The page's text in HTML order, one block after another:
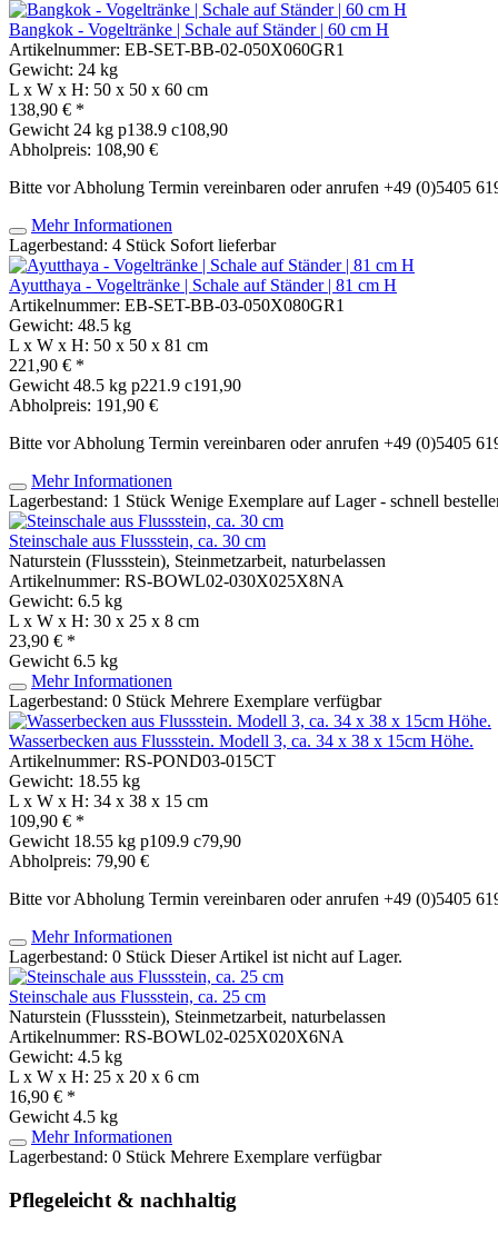
Bangkok - Vogeltränke | Schale auf Ständer | 60 cm H
Artikelnummer: EB-SET-BB-02-050X060GR1
Gewicht: 24 kg
L x W x H: 50 x 50 x 60 cm
138,90 € *
Gewicht 24 kg p138.9 c108,90
Abholpreis: 108,90 €
Bitte vor Abholung Termin vereinbaren oder anrufen +49 (0)5405
Mehr Informationen
Lagerbestand: 4 Stück Sofort lieferbar
Ayutthaya - Vogeltränke | Schale auf Ständer | 81 cm H
Artikelnummer: EB-SET-BB-03-050X080GR1
Gewicht: 48.5 kg
L x W x H: 50 x 50 x 81 cm
221,90 € *
Gewicht 48.5 kg p221.9 c191,90
Abholpreis: 191,90 €
Bitte vor Abholung Termin vereinbaren oder anrufen +49 (0)5405
Mehr Informationen
Lagerbestand: 1 Stück Wenige Exemplare auf Lager - schnell
Steinschale aus Flussstein, ca. 30 cm
Naturstein (Flussstein), Steinmetzarbeit, naturbelassen
Artikelnummer: RS-BOWL02-030X025X8NA
Gewicht: 6.5 kg
L x W x H: 30 x 25 x 8 cm
23,90 € *
Gewicht 6.5 kg
Mehr Informationen
Lagerbestand: 0 Stück Mehrere Exemplare verfügbar
Wasserbecken aus Flussstein. Modell 3, ca. 34 x 38 x 15cm Höhe.
Artikelnummer: RS-POND03-015CT
Gewicht: 18.55 kg
L x W x H: 34 x 38 x 15 cm
109,90 € *
Gewicht 18.55 kg p109.9 c79,90
Abholpreis: 79,90 €
Bitte vor Abholung Termin vereinbaren oder anrufen +49 (0)5405
Mehr Informationen
Lagerbestand: 0 Stück Dieser Artikel ist nicht auf Lager.
Steinschale aus Flussstein, ca. 25 cm
Naturstein (Flussstein), Steinmetzarbeit, naturbelassen
Artikelnummer: RS-BOWL02-025X020X6NA
Gewicht: 4.5 kg
L x W x H: 25 x 20 x 6 cm
16,90 € *
Gewicht 4.5 kg
Mehr Informationen
Lagerbestand: 0 Stück Mehrere Exemplare verfügbar
Pflegeleicht & nachhaltig